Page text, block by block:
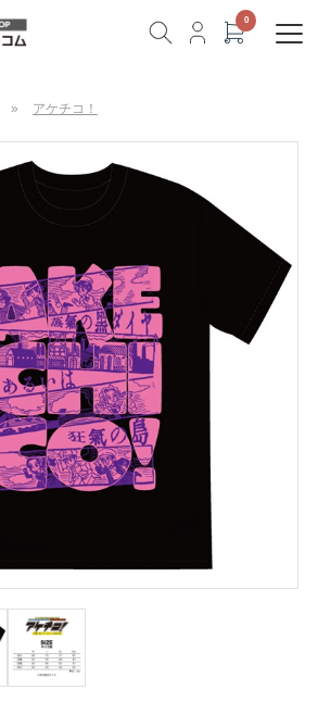
» アケチコ！